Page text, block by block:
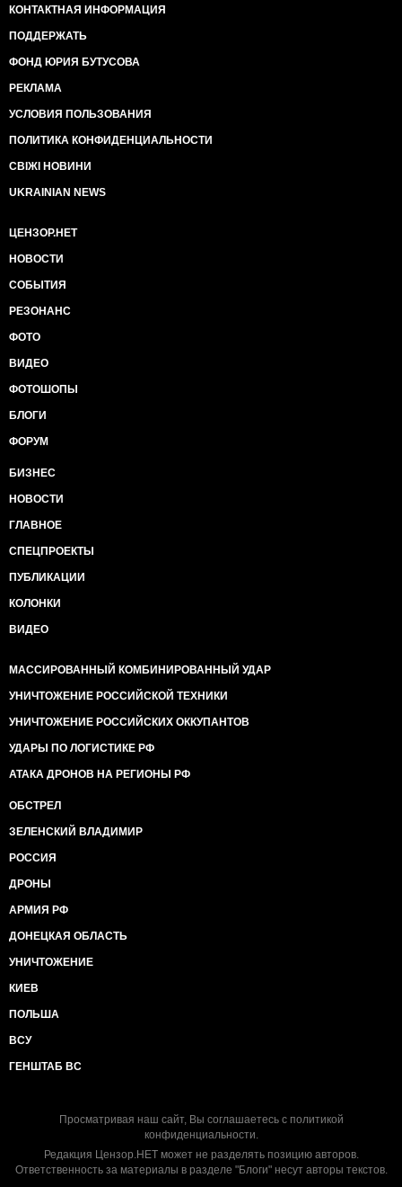
КОНТАКТНАЯ ИНФОРМАЦИЯ
ПОДДЕРЖАТЬ
ФОНД ЮРИЯ БУТУСОВА
РЕКЛАМА
УСЛОВИЯ ПОЛЬЗОВАНИЯ
ПОЛИТИКА КОНФИДЕНЦИАЛЬНОСТИ
СВІЖІ НОВИНИ
UKRAINIAN NEWS
ЦЕНЗОР.НЕТ
НОВОСТИ
СОБЫТИЯ
РЕЗОНАНС
ФОТО
ВИДЕО
ФОТОШОПЫ
БЛОГИ
ФОРУМ
БИЗНЕС
НОВОСТИ
ГЛАВНОЕ
СПЕЦПРОЕКТЫ
ПУБЛИКАЦИИ
КОЛОНКИ
ВИДЕО
МАССИРОВАННЫЙ КОМБИНИРОВАННЫЙ УДАР
УНИЧТОЖЕНИЕ РОССИЙСКОЙ ТЕХНИКИ
УНИЧТОЖЕНИЕ РОССИЙСКИХ ОККУПАНТОВ
УДАРЫ ПО ЛОГИСТИКЕ РФ
АТАКА ДРОНОВ НА РЕГИОНЫ РФ
ОБСТРЕЛ
ЗЕЛЕНСКИЙ ВЛАДИМИР
РОССИЯ
ДРОНЫ
АРМИЯ РФ
ДОНЕЦКАЯ ОБЛАСТЬ
УНИЧТОЖЕНИЕ
КИЕВ
ПОЛЬША
ВСУ
ГЕНШТАБ ВС
Просматривая наш сайт, Вы соглашаетесь с политикой
конфиденциальности.
Редакция Цензор.НЕТ может не разделять позицию авторов.
Ответственность за материалы в разделе "Блоги" несут авторы текстов.